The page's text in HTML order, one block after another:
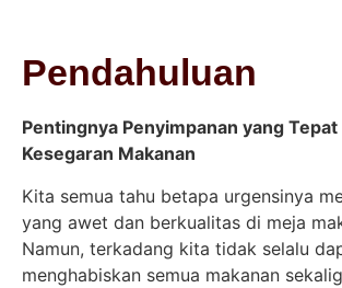
Pendahuluan
Pentingnya Penyimpanan yang
Kesegaran Makanan
Kita semua tahu betapa urgensinya
yang awet dan berkualitas di meja
Namun, terkadang kita tidak selalu
menghabiskan semua makanan